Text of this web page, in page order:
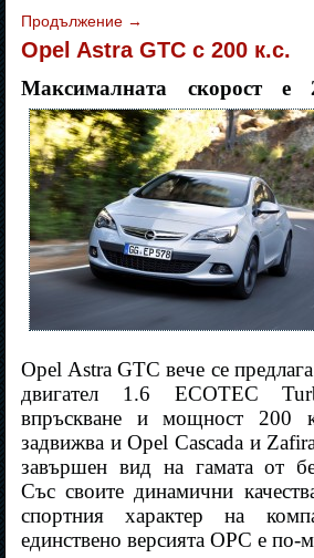
Продължение →
Opel Astra GTC с 200 к.с.
Максималната скорост
Opel Astra GTC вече се
двигател 1.6 ECOTEC
впръскване и мощност 200
задвижва и Opel Cascada и
завършен вид на гамата от
Със своите динамични
спортния характер на
единствено версията OPC е по-